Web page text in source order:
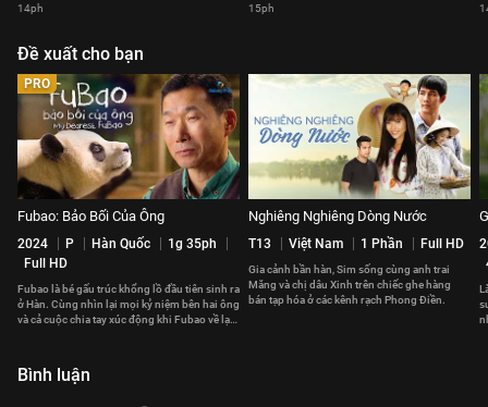
14ph 15ph
Đề xuất cho bạn
PRO
Fubao: Bảo Bối Của Ông
2024 P Hàn Quốc
1g 35ph
Full HD
Fubao là bé gấu trúc khổng lồ đầu tiên sinh ra
ở Hàn. Cùng nhìn lại mọi kỷ niệm bên hai ông
và cả cuộc chia tay xúc động khi Fubao về lại
Nghiêng Nghiêng Dòng Nước
T13 Việt Nam 1 Phần Full HD
Gia cảnh bần hàn, Sim sống cùng anh trai
Măng và chị dâu Xinh trên chiếc ghe hàng
bán tạp hóa ở các kênh rạch Phong Điền.
Bình luận